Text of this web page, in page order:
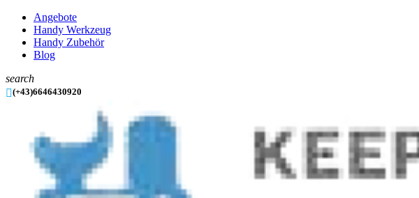
Angebote
Handy Werkzeug
Handy Zubehör
Blog
search
(+43)6646430920